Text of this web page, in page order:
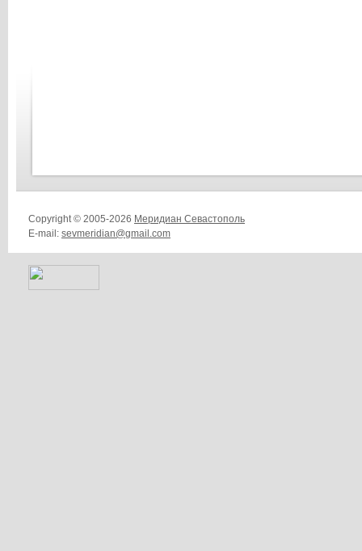
Copyright © 2005-2026 Меридиан Севастополь
E-mail: sevmeridian@gmail.com